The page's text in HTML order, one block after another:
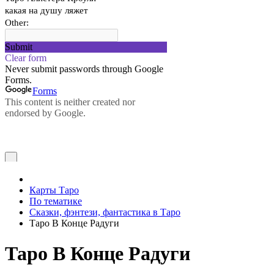
Карты Таро
По тематике
Сказки, фэнтези, фантастика в Таро
Таро В Конце Радуги
Таро В Конце Радуги